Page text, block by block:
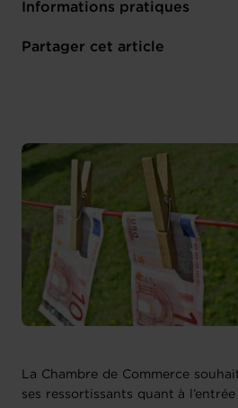
Informations pratiques
Partager cet article
La Chambre de Commerce
ses ressortissants quant à